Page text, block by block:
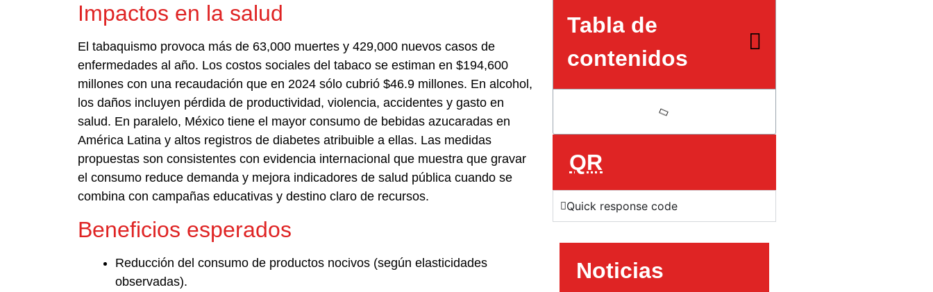
Impactos en la salud
El tabaquismo provoca más de 63,000 muertes y 429,000 nuevos casos de
enfermedades al año. Los costos sociales del tabaco se estiman en $194,600
millones con una recaudación que en 2024 sólo cubrió $46.9 millones. En alcohol,
los daños incluyen pérdida de productividad, violencia, accidentes y gasto en
salud. En paralelo, México tiene el mayor consumo de bebidas azucaradas en
América Latina y altos registros de diabetes atribuible a ellas. Las medidas
propuestas son consistentes con evidencia internacional que muestra que gravar
el consumo reduce demanda y mejora indicadores de salud pública cuando se
combina con campañas educativas y destino claro de recursos.
Beneficios esperados
Reducción del consumo de productos nocivos (según elasticidades
observadas).
Tabla de
contenidos
QR
Quick response code
Noticias